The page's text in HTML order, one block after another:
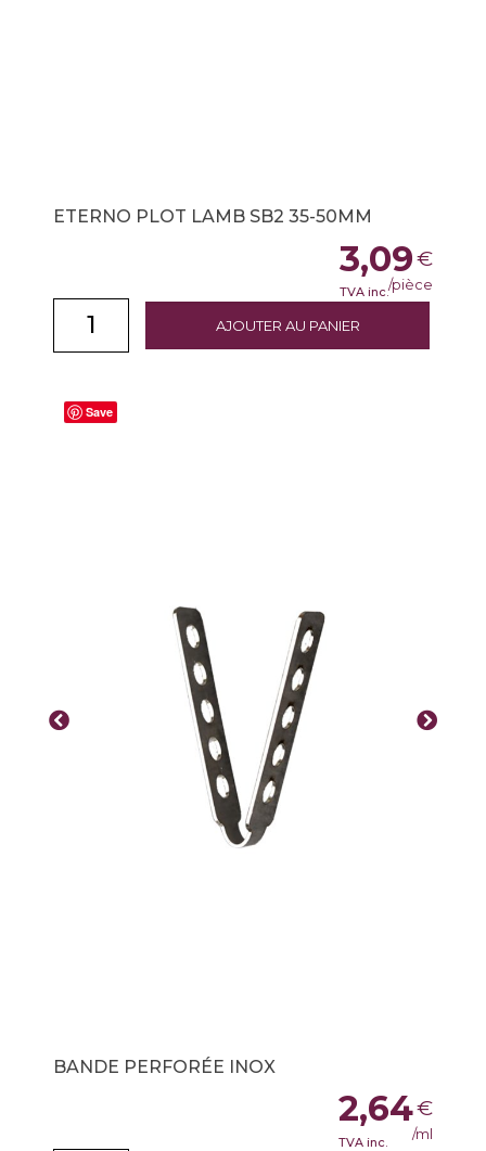
ETERNO PLOT LAMB SB2 35-50MM
AJOUTER AU PANIER
3,09€
TVA inc./pièce
Save
BANDE PERFORÉE INOX
2,64€
TVA inc. /ml